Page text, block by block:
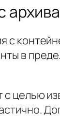
с
в
с целью